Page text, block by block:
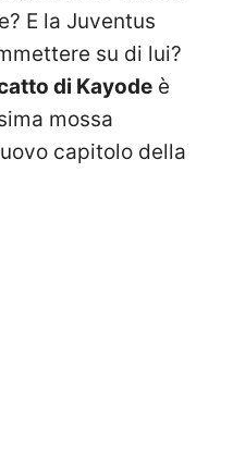
E la Juventus
su di lui?
di Kayode è
mossa
capitolo della